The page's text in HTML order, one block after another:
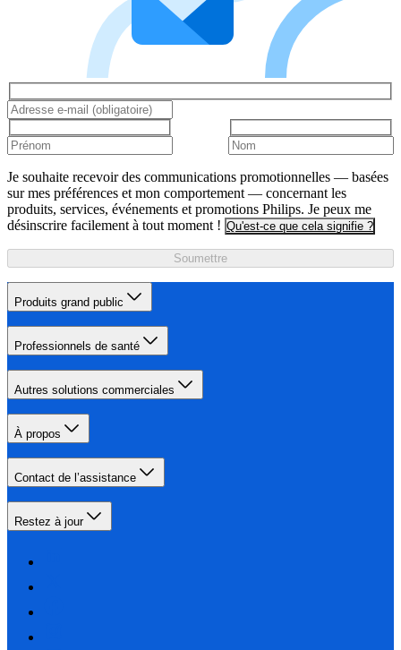
Je souhaite recevoir des communications promotionnelles — basées
sur mes préférences et mon comportement — concernant les
produits, services, événements et promotions Philips. Je peux me
désinscrire facilement à tout moment ! Qu'est-ce que cela signifie ?
Soumettre
Produits grand public
Professionnels de santé
Autres solutions commerciales
À propos
Contact de l’assistance
Restez à jour